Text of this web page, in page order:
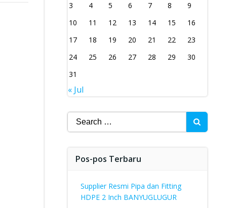
3
4 5 6 7 8
9
10
11 12 13 14 15
16
17
18 19 20 21 22
23
24
25 26 27 28 29
30
31
« Jul
Search
for:
Pos-pos Terbaru
Supplier Resmi Pipa dan Fitting
HDPE 2 Inch BANYUGLUGUR